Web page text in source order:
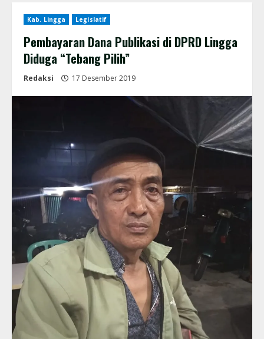
Kab. Lingga Legislatif
Pembayaran Dana Publikasi di DPRD Lingga
Diduga “Tebang Pilih”
Redaksi 17 Desember 2019